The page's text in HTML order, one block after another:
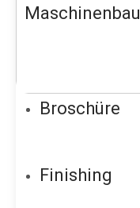
Maschinenbau
Broschüre
Finishing